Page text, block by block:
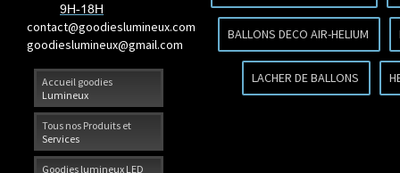
Accueil goodies
Lumineux
Tous nos Produits et
Services
Goodies lumineux LED
9H-18H
contact@goodieslumineux.com
goodieslumineux@gmail.com
BALLONS DECO AIR-HELIUM
LACHER DE BALLONS